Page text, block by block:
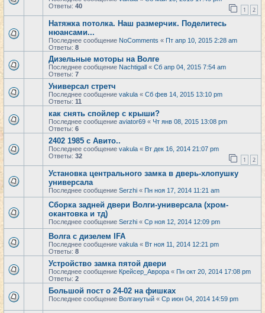
Ответы: 40 1 2
Натяжка потолка. Наш размерчик. Поделитесь
нюансами...
Последнее сообщение NoComments « Пт апр 10, 2015 2:28 am
Ответы: 8
Дизельные моторы на Волге
Последнее сообщение Nachtigall « Сб апр 04, 2015 7:54 am
Ответы: 7
Универсал стретч
Последнее сообщение vakula « Сб фев 14, 2015 13:10 pm
Ответы: 11
как снять спойлер с крыши?
Последнее сообщение aviator69 « Чт янв 08, 2015 13:08 pm
Ответы: 6
2402 1985 с Авито..
Последнее сообщение vakula « Вт дек 16, 2014 21:07 pm
Ответы: 32 1 2
Установка центрального замка в дверь-хлопушку
универсала
Последнее сообщение Serzhi « Пн ноя 17, 2014 11:21 am
Сборка задней двери Волги-универсала (хром-
окантовка и тд)
Последнее сообщение Serzhi « Ср ноя 12, 2014 12:09 pm
Волга с дизелем IFA
Последнее сообщение vakula « Вт ноя 11, 2014 12:21 pm
Ответы: 8
Устройство замка пятой двери
Последнее сообщение Крейсер_Аврора « Пн окт 20, 2014 17:08 pm
Ответы: 2
Большой пост о 24-02 на фишках
Последнее сообщение Волганутый « Ср июн 04, 2014 14:59 pm